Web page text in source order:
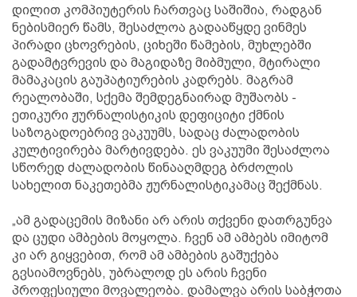
დილით კომპიუტერის ჩართვაც საშიშია, რადგან
ნებისმიერ წამს, შესაძლოა გადააწყდე ვინმეს
პირადი ცხოვრების, ციხეში წამების, მუხლებში
გადამტვრევის და მაგიდაზე მიბმული, მტირალი
მამაკაცის გაუპატიურების კადრებს. მაგრამ
რეალობაში, სქემა შემდეგნაირად მუშაობს -
ეთიკური ჟურნალისტიკის დეფიციტი ქმნის
საზოგადოებრივ ვაკუუმს, სადაც ძალადობის
კულტივირება მარტივდება. ეს ვაკუუმი შესაძლოა
სწორედ ძალადობის წინააღმდეგ ბრძოლის
სახელით ნაკეთებმა ჟურნალისტიკამაც შექმნას.
„ამ გადაცემის მიზანი არ არის თქვენი დათრგუნვა
და ცუდი ამბების მოყოლა. ჩვენ ამ ამბებს იმიტომ
კი არ გიყვებით, რომ ამ ამბების გაშუქება
გვსიამოვნებს, უბრალოდ ეს არის ჩვენი
პროფესიული მოვალეობა. დამალვა არის საბჭოთა